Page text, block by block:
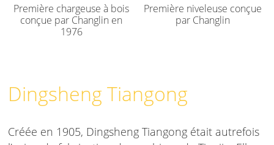
Première chargeuse à bois
conçue par Changlin en
1976
Première niveleuse conçue
par Changlin
Dingsheng Tiangong
Créée en 1905, Dingsheng Tiangong était autrefois